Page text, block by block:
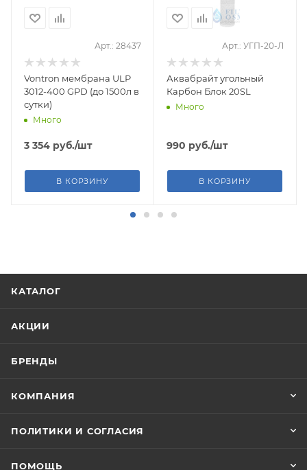
Арт.: 28437
Vontron мембрана ULP
3012-400 GPD (до 1500л в
сутки)
Много
3 354 руб./шт
В КОРЗИНУ
Арт.: УГП-20-Л
Аквабрайт угольный
Карбон Блок 20SL
Много
990 руб./шт
В КОРЗИНУ
КАТАЛОГ
АКЦИИ
БРЕНДЫ
КОМПАНИЯ
ПОЛИТИКИ И СОГЛАСИЯ
ПОМОЩЬ